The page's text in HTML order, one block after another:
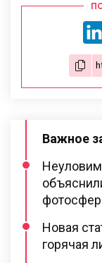
Важное
Новая
горячая